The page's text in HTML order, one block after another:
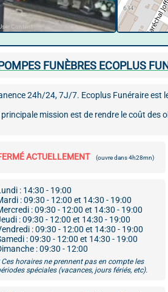
Content
FUNÈBRES ECOPLUS
24h/24, 7J/7. Ecoplus Funéraire est
mission est de rendre le coût des
ACTUELLEMENT (ouvre dans 4h28mn)
: 14:30 - 19:00
: 09:30 - 12:00 et 14:30 - 19:00
: 09:30 - 12:00 et 14:30 - 19:00
: 09:30 - 12:00 et 14:30 - 19:00
: 09:30 - 12:00 et 14:30 - 19:00
: 09:30 - 12:00 et 14:30 - 19:00
: 09:30 - 12:00
Ces horaires ne prennent pas en compte les
spéciales (vacances, jours fériés, etc).